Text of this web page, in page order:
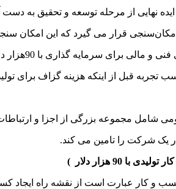
ایده نهایی از مرحله توسعه و تحقیق به دست
قرار می گیرد که این امکان
برای سرمایه گذاری با 90هزار دلار می‌باشد.
قبل از اینکه هزینه گزاف برای
شامل مجموعه بزرگی از اجزا و
یک شرکت را تامین می کند.
تولیدی با 90 هزار دلار )
و کار عبارت است از نقشه راه ایجاد